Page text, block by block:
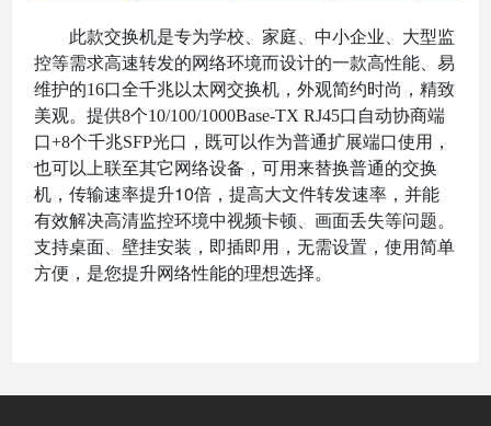
此款交换机是专为学校、家庭、中小企业、 大型监
控等需求高速转发的网络环境而设计的一款高性能、易
维护的16口全千兆以太网交换机，外观简约时尚，精致
美观。提供8个10/100/1000Base-TX RJ45口 自动协商端
口+8个千兆SFP光口 ，既可以作为普通扩展端口使用，
也可以上联至其它网络设备，可用来替换普通的交换
机，传输速率提升10倍，提高大文件转发速率，并能
有效解决高清监控环境中视频卡顿、画面丢失等问题。
支持桌面、壁挂安装，即插即用，无需设置，使用简单
方便，是您提升网络性能的理想选择。